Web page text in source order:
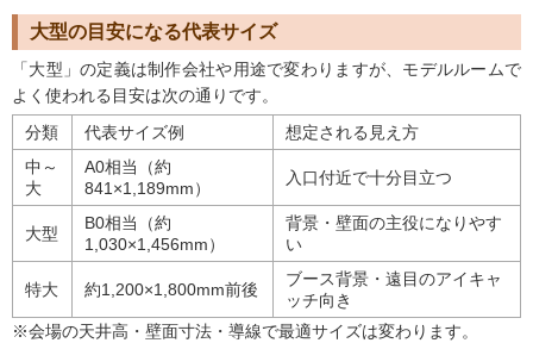
大型の目安になる代表サイズ
「大型」の定義は制作会社や用途で変わりますが、モデルルームで
よく使われる目安は次の通りです。
分類
代表サイズ例
想定される見え方
中～
大
A0相当（約
841×1,189mm）
入口付近で十分目立つ
大型
B0相当（約
1,030×1,456mm）
背景・壁面の主役になりやす
い
特大 約1,200×1,800mm前後
ブース背景・遠目のアイキャ
ッチ向き
※会場の天井高・壁面寸法・導線で最適サイズは変わります。